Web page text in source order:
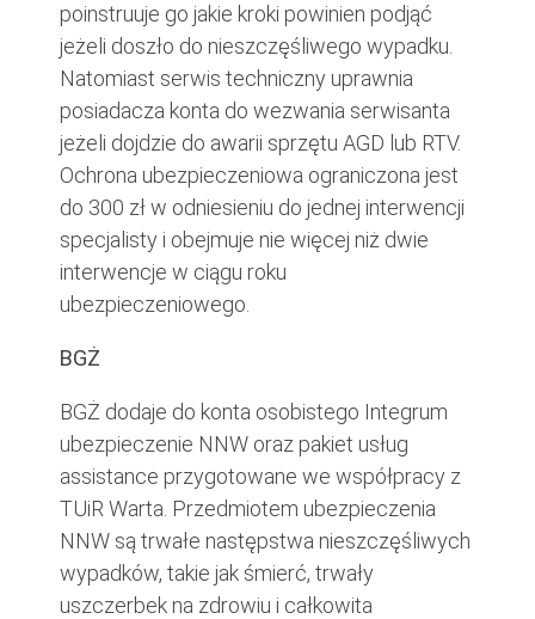
poinstruuje go jakie kroki powinien podjąć
jeżeli doszło do nieszczęśliwego wypadku.
Natomiast serwis techniczny uprawnia
posiadacza konta do wezwania serwisanta
jeżeli dojdzie do awarii sprzętu AGD lub RTV.
Ochrona ubezpieczeniowa ograniczona jest
do 300 zł w odniesieniu do jednej interwencji
specjalisty i obejmuje nie więcej niż dwie
interwencje w ciągu roku
ubezpieczeniowego.
BGŻ
BGŻ dodaje do konta osobistego Integrum
ubezpieczenie NNW oraz pakiet usług
assistance przygotowane we współpracy z
TUiR Warta. Przedmiotem ubezpieczenia
NNW są trwałe następstwa nieszczęśliwych
wypadków, takie jak śmierć, trwały
uszczerbek na zdrowiu i całkowita